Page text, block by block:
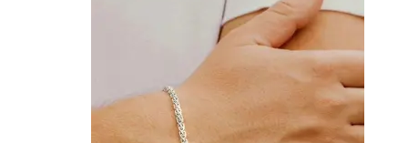
יש
סוגים.
ניתן
לבחור
את
האפשרויות
בעמוד